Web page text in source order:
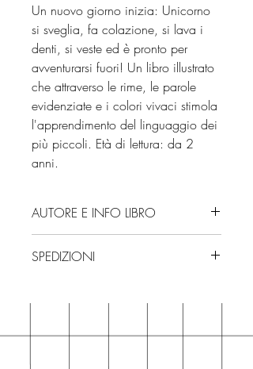
Un nuovo giorno inizia: Unicorno
si sveglia, fa colazione, si lava i
denti, si veste ed è pronto per
avventurarsi fuori! Un libro illustrato
che attraverso le rime, le parole
evidenziate e i colori vivaci stimola
l'apprendimento del linguaggio dei
più piccoli. Età di lettura: da 2
anni.
AUTORE E INFO LIBRO
Editore: Giunti Editore
Edizione: 2025
Età di lettura: da 2 anni
SPEDIZIONI
3/4 giorni, secondo disponibilità